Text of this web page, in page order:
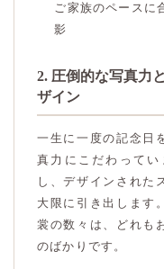
ご家族のペースに
影
2. 圧倒的な写真力
ザイン
一生に一度の記念日
真力にこだわってい
し、デザインされた
大限に引き出します
裳の数々は、どれも
のばかりです。